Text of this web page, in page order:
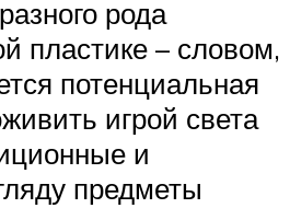
рода
пластике – словом,
потенциальная
игрой света
и
предметы